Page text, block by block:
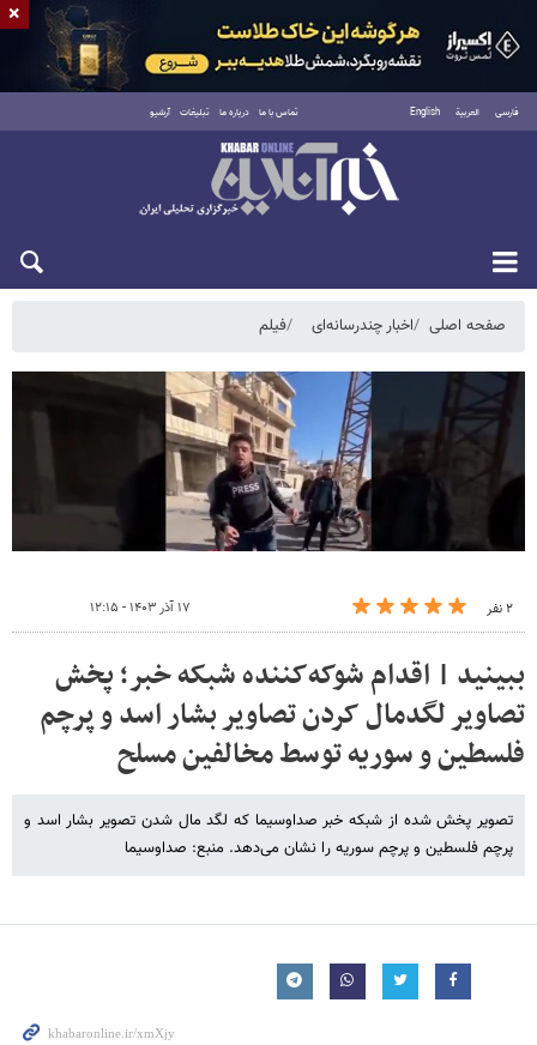
فارسی العربية English تماس با ما درباره ما تبلیغات آرشیو
شنبه ۱۷ مرداد ۱۴۰۵
صفحه اصلی اخبار چندرسانه‌ای فیلم
۲ نفر ۱۷ آذر ۱۴۰۳ - ۱۲:۱۵
ببینید | اقدام شوکه‌کننده شبکه خبر؛ پخش
تصاویر لگدمال کردن تصاویر بشار اسد و پرچم
فلسطین و سوریه توسط مخالفین مسلح
تصویر پخش شده از شبکه خبر صداوسیما که لگد مال شدن تصویر بشار اسد و
پرچم فلسطین و پرچم سوریه را نشان می‌دهد. منبع: صداوسیما
×